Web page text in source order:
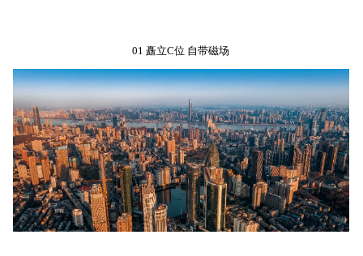
01 矗立C位 自带磁场